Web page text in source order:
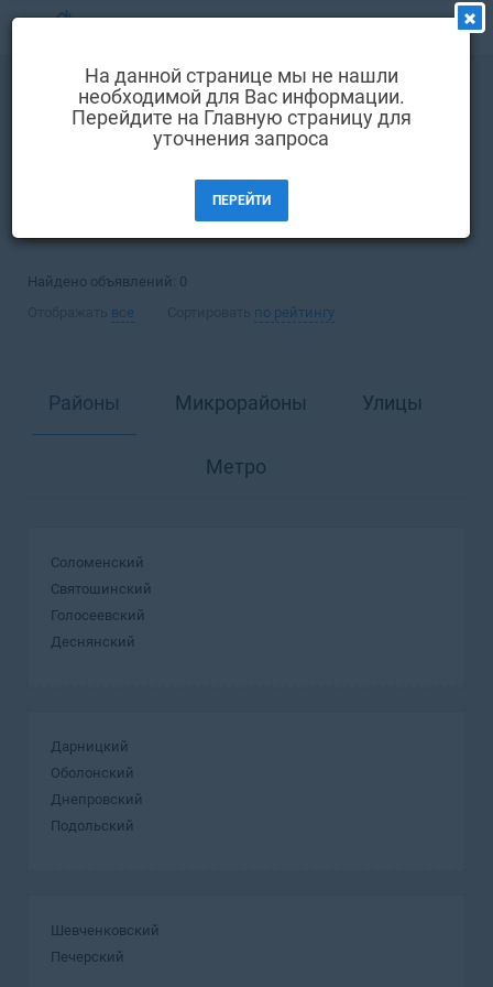
Выбрать язык
Вход и регистрация
Комментарии к объявления
Как добавить объявление
Аренда Комната
ФИЛЬТРЫ
Найдено объявлений: 0
все по рейтингу
Районы Микрорайоны Улицы
Метро
Соломенский
Святошинский
Голосеевский
Деснянский
Дарницкий
Оболонский
Днепровский
Подольский
Шевченковский
Печерский
На данной странице мы не нашли
необходимой для Вас информации.
Перейдите на Главную страницу для
уточнения запроса
ПЕРЕЙТИ